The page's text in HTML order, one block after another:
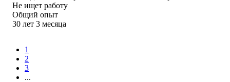
Не ищет работу
Общий опыт
30 лет 3 месяца
1
2
3
...